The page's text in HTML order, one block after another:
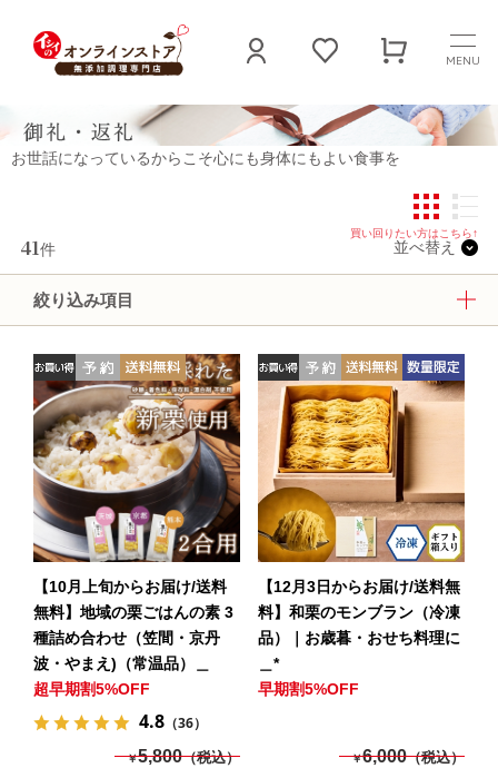
MENU
お世話になっているからこそ心にも身体にもよい食事を
41件 並べ替え
絞り込み項目
【10月上旬からお届け/送料
無料】地域の栗ごはんの素 3
種詰め合わせ（笠間・京丹
波・やまえ)（常温品）＿
超早期割5%OFF
4.8（36）
￥5,800（税込）
【12月3日からお届け/送料無
料】和栗のモンブラン（冷凍
品）｜お歳暮・おせち料理に
＿*
早期割5%OFF
￥6,000（税込）